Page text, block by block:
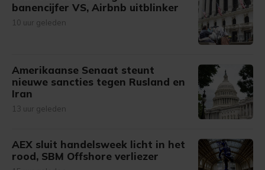
banencijfer VS, Airbnb uitblinker
10 uur geleden
Amerikaanse Senaat steunt
nieuwe sancties tegen Rusland en
Iran
13 uur geleden
AEX sluit handelsweek licht in het
rood, SBM Offshore verliezer